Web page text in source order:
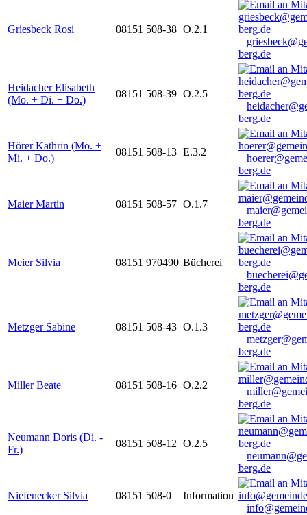
Griesbeck Rosi 08151 508-38 O.2.1
berg.de
Heidacher Elisabeth
(Mo. + Di. + Do.)
08151 508-39 O.2.5
berg.de
Hörer Kathrin (Mo. +
Mi. + Do.)
08151 508-13 E.3.2
berg.de
Maier Martin 08151 508-57 O.1.7
berg.de
Meier Silvia 08151 970490 Bücherei
berg.de
Metzger Sabine 08151 508-43 O.1.3
berg.de
Miller Beate 08151 508-16 O.2.2
berg.de
Neumann Doris (Di. -
Fr.)
08151 508-12 O.2.5
berg.de
Niefenecker Silvia 08151 508-0
Information